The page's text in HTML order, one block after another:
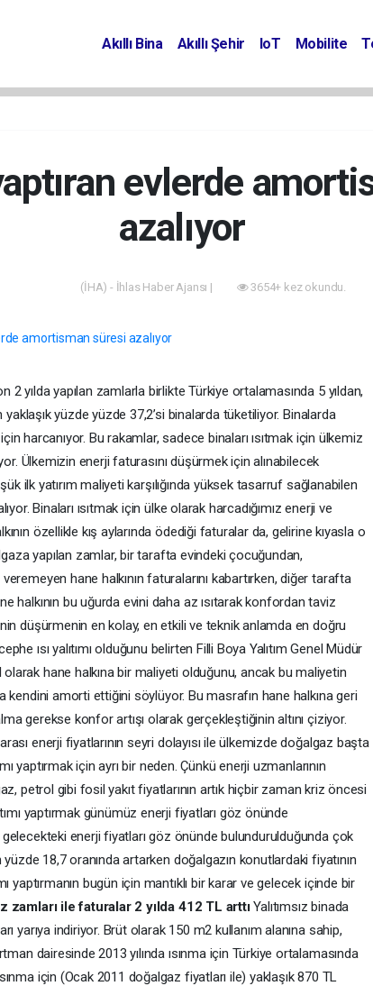
Akıllı Bina Akıllı Şehir IoT Mobilite
yaptıran evlerde
azalıyor
(İHA) - İhlas Haber Ajansı | 3654+ kez okundu.
2 yılda yapılan zamlarla birlikte Türkiye ortalamasında 5 yıldan,
yüzde yüzde 37,2’si binalarda tüketiliyor. Binalarda
harcanıyor. Bu rakamlar, sadece binaları ısıtmak için ülkemiz
Ülkemizin enerji faturasını düşürmek için alınabilecek
ilk yatırım maliyeti karşılığında yüksek tasarruf sağlanabilen
Binaları ısıtmak için ülke olarak harcadığımız enerji ve
özellikle kış aylarında ödediği faturalar da, gelirine kıyasla o
yapılan zamlar, bir tarafta evindeki çocuğundan,
hane halkının faturalarını kabartırken, diğer tarafta
halkının bu uğurda evini daha az ısıtarak konfordan taviz
düşürmenin en kolay, en etkili ve teknik anlamda en doğru
ısı yalıtımı olduğunu belirten Filli Boya Yalıtım Genel Müdür
olarak hane halkına bir maliyeti olduğunu, ancak bu maliyetin
amorti ettiğini söylüyor. Bu masrafın hane halkına geri
gerekse konfor artışı olarak gerçekleştiğinin altını çiziyor.
enerji fiyatlarının seyri dolayısı ile ülkemizde doğalgaz başta
yaptırmak için ayrı bir neden. Çünkü enerji uzmanlarının
petrol gibi fosil yakıt fiyatlarının artık hiçbir zaman kriz öncesi
yaptırmak günümüz enerji fiyatları göz önünde
enerji fiyatları göz önünde bulundurulduğunda çok
yüzde 18,7 oranında artarken doğalgazın konutlardaki fiyatının
yaptırmanın bugün için mantıklı bir karar ve gelecek içinde bir
zamları ile faturalar 2 yılda 412 TL arttıYalıtımsız binada
yarıya indiriyor. Brüt olarak 150 m2 kullanım alanına sahip,
dairesinde 2013 yılında ısınma için Türkiye ortalamasında
için (Ocak 2011 doğalgaz fiyatları ile) yaklaşık 870 TL